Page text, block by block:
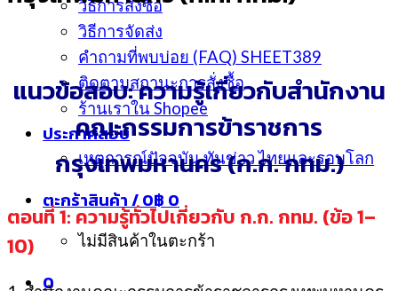
วิธีการสั่งซื้อ
วิธีการจัดส่ง
คำถามที่พบบ่อย (FAQ) SHEET389
ติดตามสถานะการสั่งซื้อ
ร้านเราใน Shopee
ประกาศสอบ
เหตุการณ์ปัจจุบัน ทันข่าว ไทยและรอบโลก
ตะกร้าสินค้า /0฿ 0
ไม่มีสินค้าในตะกร้า
0
แนวข้อสอบ: ความรู้เกี่ยวกับสำนักงาน
คณะกรรมการข้าราชการ
กรุงเทพมหานคร (ก.ก. กทม.)
ตอนที่ 1: ความรู้ทั่วไปเกี่ยวกับ ก.ก. กทม. (ข้อ 1–
10)